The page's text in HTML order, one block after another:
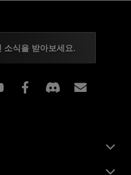
소식을 받아보세요.
Facebook